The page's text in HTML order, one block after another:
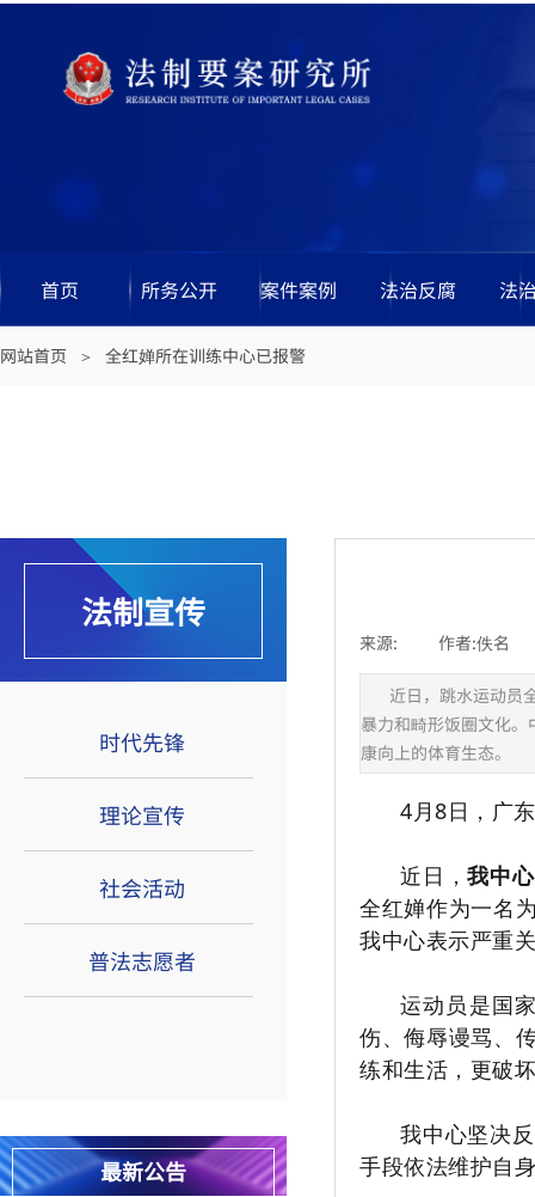
首页 所务公开 案件案例 法治反腐 法
网站首页 ＞ 全红婵所在训练中心已报警
来源: 作者:佚名
近日，跳水运动员
暴力和畸形饭圈文化
康向上的体育生态。
4月8日，广
近日，我中
全红婵作为一名
我中心表示严重
运动员是国
伤、侮辱谩骂、
练和生活，更破
我中心坚决
手段依法维护自
时代先锋
理论宣传
社会活动
普法志愿者
法制宣传
道不宜赋予行政处罚权
袁曙宏：坚持党对全面依法治国的
领导
最新公告